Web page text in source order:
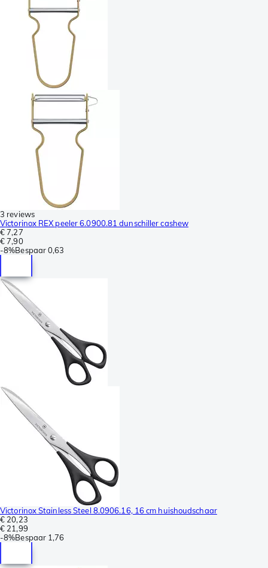
3 reviews
Victorinox REX peeler 6.0900.81 dunschiller cashew
€ 7,27
€ 7,90
-8%Bespaar0,63
Victorinox Stainless Steel 8.0906.16, 16 cm huishoudschaar
€ 20,23
€ 21,99
-8%Bespaar 1,76